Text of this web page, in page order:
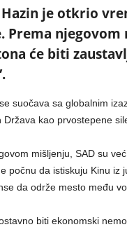
je otkrio
Prema
će biti
suočava sa globalnim
Država kao prvostepene
mišljenju, SAD su
počnu da istiskuju Kinu iz
da održe mesto među
biti ekonomski